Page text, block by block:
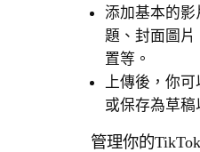
添加基本的
題、封面圖
置等。
上傳後，你可
或保存為草稿
管理你的